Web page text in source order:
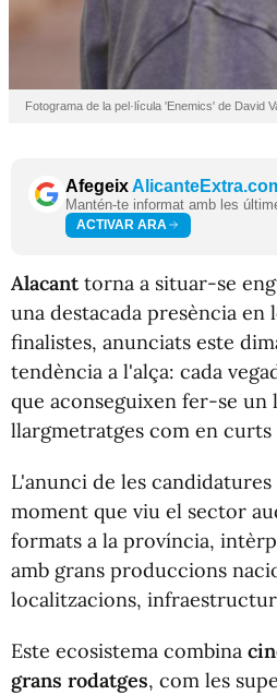
Fotograma de la pel·lícula 'Enemics' de David
Afegeix
Mantén-te informat amb les
ACTIVAR ARA
Alacanttorna a situar-se
una destacada presència en
finalistes, anunciats este
tendència a l'alça: cada
que aconseguixen fer-se un
llargmetratges com en
L'anunci de les
moment que viu el sector
formats a la província,
amb grans produccions
localitzacions,
Este ecosistema combina
grans rodatges, com les